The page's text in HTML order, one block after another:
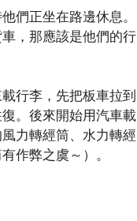
們正坐在路邊休息。
，那應該是他們的行
行李，先把板車拉到
。後來開始用汽車載
力轉經筒、水力轉經
作弊之虞～）。